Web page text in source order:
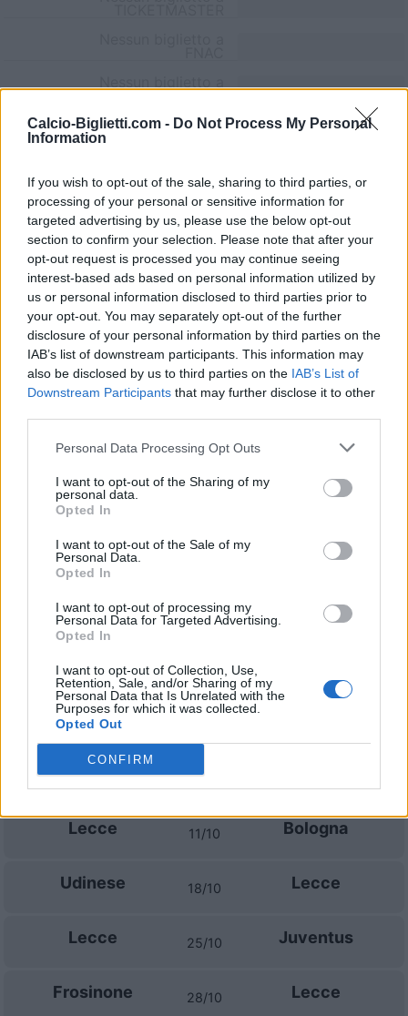
Calcio-Biglietti.com - Do Not Process My Personal
Information
If you wish to opt-out of the sale, sharing to third parties, or
processing of your personal or sensitive information for
targeted advertising by us, please use the below opt-out
section to confirm your selection. Please note that after your
opt-out request is processed you may continue seeing
interest-based ads based on personal information utilized by
us or personal information disclosed to third parties prior to
your opt-out. You may separately opt-out of the further
disclosure of your personal information by third parties on the
IAB’s list of downstream participants. This information may
also be disclosed by us to third parties on the IAB’s List of
Downstream Participants that may further disclose it to other
Personal Data Processing Opt Outs
I want to opt-out of the Sharing of my
personal data.
Opted In
I want to opt-out of the Sale of my
Personal Data.
Opted In
I want to opt-out of processing my
Personal Data for Targeted Advertising.
Opted In
I want to opt-out of Collection, Use,
Retention, Sale, and/or Sharing of my
Personal Data that Is Unrelated with the
Purposes for which it was collected.
Opted Out
CONFIRM
CARREFOUR
Partite Lecce AC Monza
2025 AC Monza 0-0 Lecce
2024 Lecce 2-1 AC Monza
Lecce AC Monza
2023 AC Monza 1-1 Lecce
2023 AC Monza 0-1 Lecce
2022 Lecce 1-1 AC Monza
Prossime partite Lecce
Venezia Lecce
Lecce 31/08 AS Roma
Cagliari 07/09
Lecce
AC Milan 20/09
Lecce 11/10 Bologna
Udinese 18/10 Lecce
Lecce 25/10 Juventus
Frosinone 28/10 Lecce